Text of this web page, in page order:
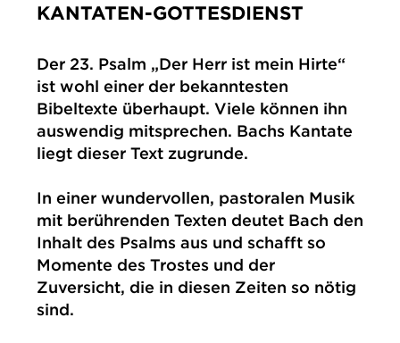
IMPRESSUM
KANTATEN-GOTTESDIENST
Der 23. Psalm „Der Herr ist mein Hirte“
ist wohl einer der bekanntesten
Bibeltexte überhaupt. Viele können ihn
auswendig mitsprechen. Bachs Kantate
liegt dieser Text zugrunde.
In einer wundervollen, pastoralen Musik
mit berührenden Texten deutet Bach den
Inhalt des Psalms aus und schafft so
Momente des Trostes und der
Zuversicht, die in diesen Zeiten so nötig
sind.